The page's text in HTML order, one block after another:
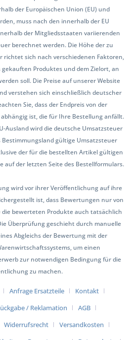
der Europäischen Union (EU) und
muss nach den innerhalb der EU
der Mitgliedsstaaten variierenden
berechnet werden. Die Höhe der zu
richtet sich nach verschiedenen Faktoren,
Produktes und dem Zielort, an
soll. Die Preise auf unserer Website
verstehen sich einschließlich deutscher
Sie, dass der Endpreis von der
ist, die für Ihre Bestellung anfällt.
Ausland wird die deutsche Umsatzsteuer
Bestimmungsland gültige Umsatzsteuer
der für die bestellten Artikel gültigen
auf der letzten Seite des Bestellformulars.
wird vor ihrer Veröffentlichung auf ihre
ist, dass Bewertungen nur von
bewerteten Produkte auch tatsächlich
Überprüfung geschieht durch manuelle
Abgleichs der Bewertung mit der
um einen
zur notwendigen Bedingung für die
zu machen.
Anfrage Ersatzteile
Kontakt
/ Reklamation
AGB
Widerrufsrecht
Versandkosten